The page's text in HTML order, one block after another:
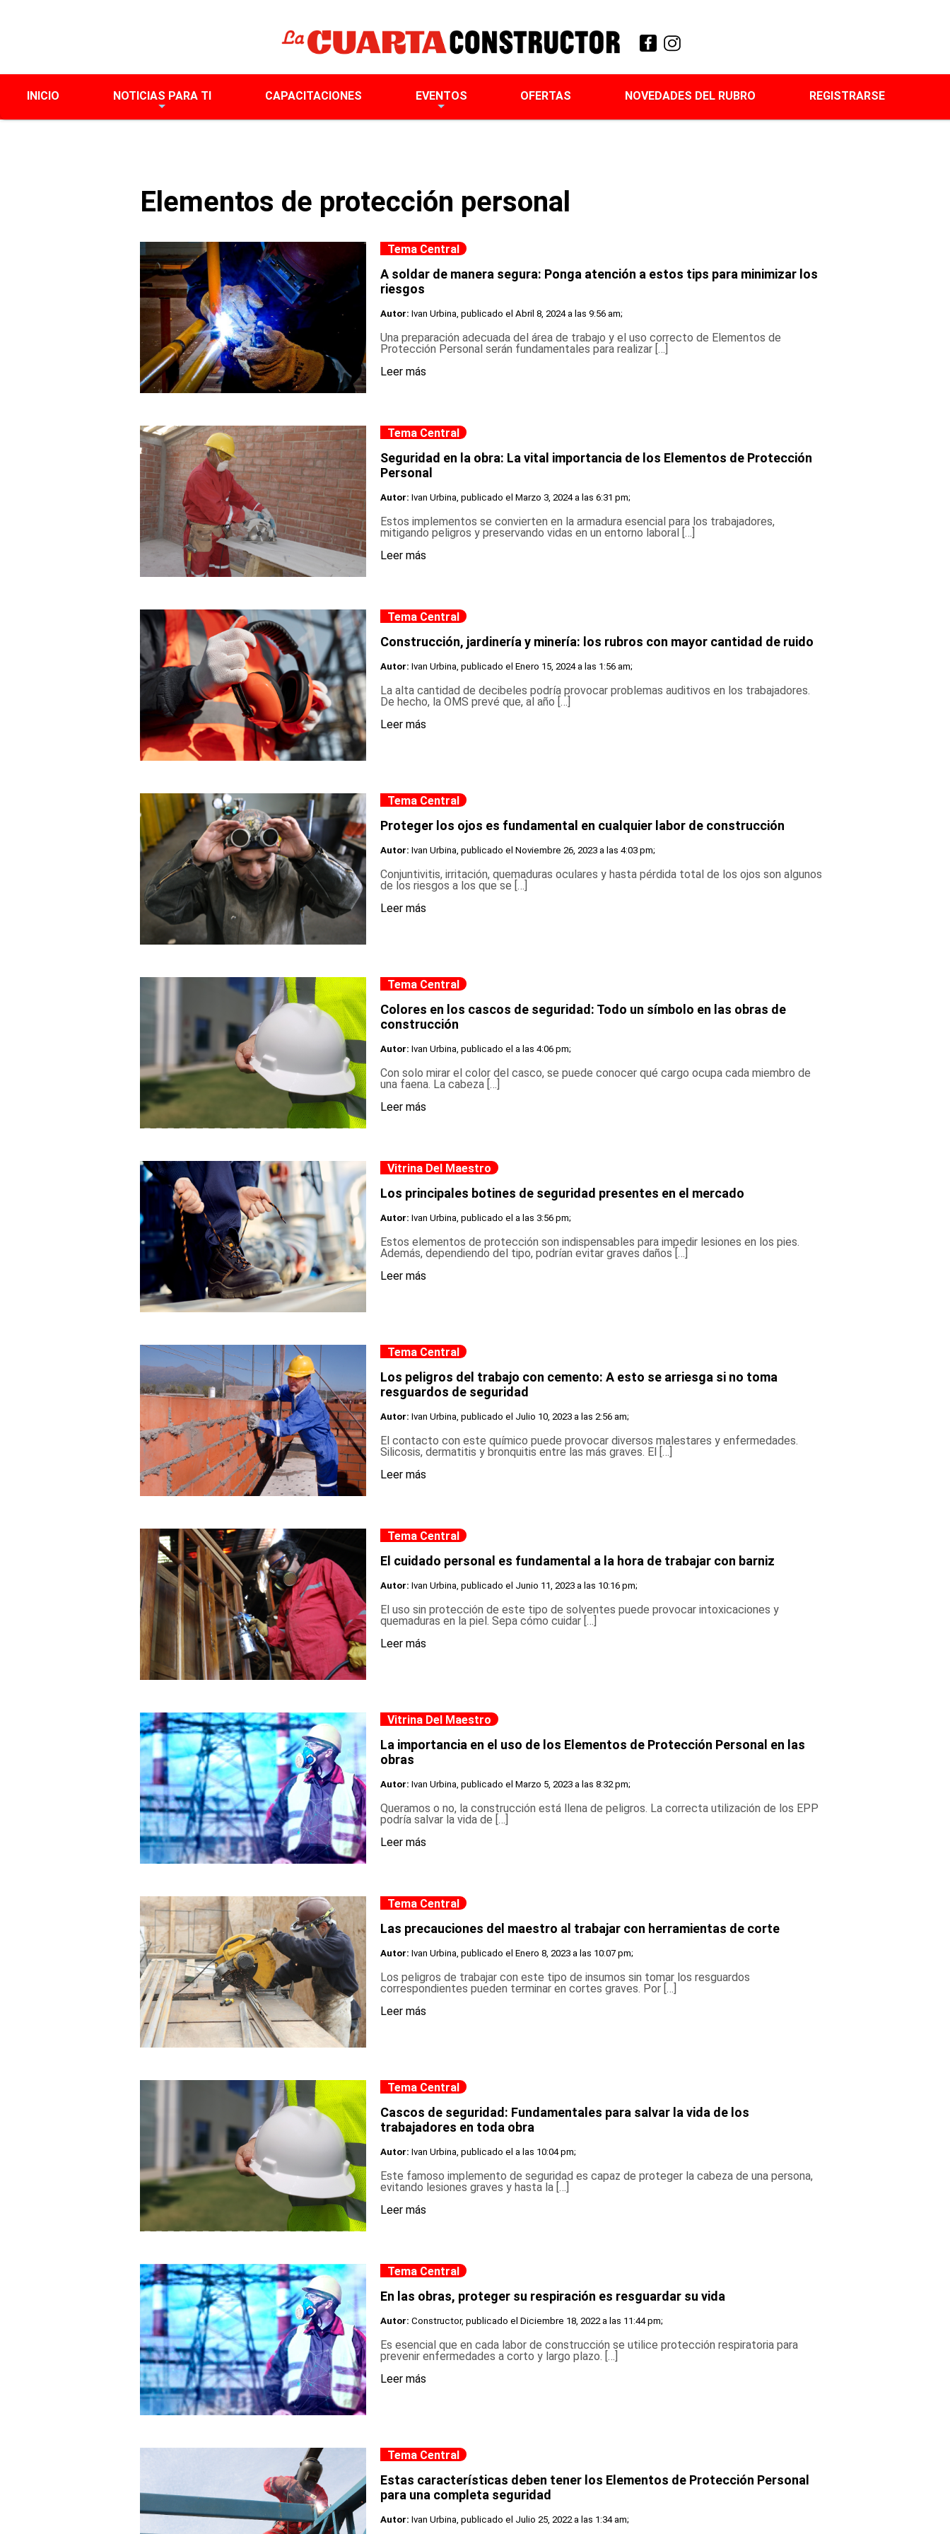
INICIO NOTICIAS PARA TI CAPACITACIONES EVENTOS OFERTAS NOVEDADES DEL RUBRO REGISTRARSE
Elementos de protección personal
Tema Central
A soldar de manera segura: Ponga atención a estos tips para minimizar los
riesgos
Autor: Ivan Urbina, publicado el Abril 8, 2024 a las 9:56 am;
Una preparación adecuada del área de trabajo y el uso correcto de Elementos de
Protección Personal serán fundamentales para realizar […]
Leer más
Tema Central
Seguridad en la obra: La vital importancia de los Elementos de Protección
Personal
Autor: Ivan Urbina, publicado el Marzo 3, 2024 a las 6:31 pm;
Estos implementos se convierten en la armadura esencial para los trabajadores,
mitigando peligros y preservando vidas en un entorno laboral […]
Leer más
Tema Central
Construcción, jardinería y minería: los rubros con mayor cantidad de ruido
Autor: Ivan Urbina, publicado el Enero 15, 2024 a las 1:56 am;
La alta cantidad de decibeles podría provocar problemas auditivos en los trabajadores.
De hecho, la OMS prevé que, al año […]
Leer más
Tema Central
Proteger los ojos es fundamental en cualquier labor de construcción
Autor: Ivan Urbina, publicado el Noviembre 26, 2023 a las 4:03 pm;
Conjuntivitis, irritación, quemaduras oculares y hasta pérdida total de los ojos son algunos
de los riesgos a los que se […]
Leer más
Tema Central
Colores en los cascos de seguridad: Todo un símbolo en las obras de
construcción
Autor: Ivan Urbina, publicado el a las 4:06 pm;
Con solo mirar el color del casco, se puede conocer qué cargo ocupa cada miembro de
una faena. La cabeza […]
Leer más
Vitrina Del Maestro
Los principales botines de seguridad presentes en el mercado
Autor: Ivan Urbina, publicado el a las 3:56 pm;
Estos elementos de protección son indispensables para impedir lesiones en los pies.
Además, dependiendo del tipo, podrían evitar graves daños […]
Leer más
Tema Central
Los peligros del trabajo con cemento: A esto se arriesga si no toma
resguardos de seguridad
Autor: Ivan Urbina, publicado el Julio 10, 2023 a las 2:56 am;
El contacto con este químico puede provocar diversos malestares y enfermedades.
Silicosis, dermatitis y bronquitis entre las más graves. El […]
Leer más
Tema Central
El cuidado personal es fundamental a la hora de trabajar con barniz
Autor: Ivan Urbina, publicado el Junio 11, 2023 a las 10:16 pm;
El uso sin protección de este tipo de solventes puede provocar intoxicaciones y
quemaduras en la piel. Sepa cómo cuidar […]
Leer más
Vitrina Del Maestro
La importancia en el uso de los Elementos de Protección Personal en las
obras
Autor: Ivan Urbina, publicado el Marzo 5, 2023 a las 8:32 pm;
Queramos o no, la construcción está llena de peligros. La correcta utilización de los EPP
podría salvar la vida de […]
Leer más
Tema Central
Las precauciones del maestro al trabajar con herramientas de corte
Autor: Ivan Urbina, publicado el Enero 8, 2023 a las 10:07 pm;
Los peligros de trabajar con este tipo de insumos sin tomar los resguardos
correspondientes pueden terminar en cortes graves. Por […]
Leer más
Tema Central
Cascos de seguridad: Fundamentales para salvar la vida de los
trabajadores en toda obra
Autor: Ivan Urbina, publicado el a las 10:04 pm;
Este famoso implemento de seguridad es capaz de proteger la cabeza de una persona,
evitando lesiones graves y hasta la […]
Leer más
Tema Central
En las obras, proteger su respiración es resguardar su vida
Autor: Constructor, publicado el Diciembre 18, 2022 a las 11:44 pm;
Es esencial que en cada labor de construcción se utilice protección respiratoria para
prevenir enfermedades a corto y largo plazo. […]
Leer más
Tema Central
Estas características deben tener los Elementos de Protección Personal
para una completa seguridad
Autor: Ivan Urbina, publicado el Julio 25, 2022 a las 1:34 am;